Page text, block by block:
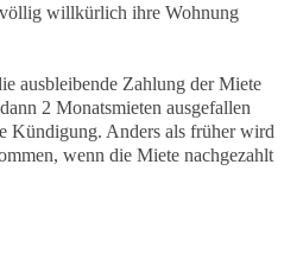
willkürlich ihre Wohnung
ausbleibende Zahlung der Miete
2 Monatsmieten ausgefallen
Kündigung. Anders als früher wird
wenn die Miete nachgezahlt